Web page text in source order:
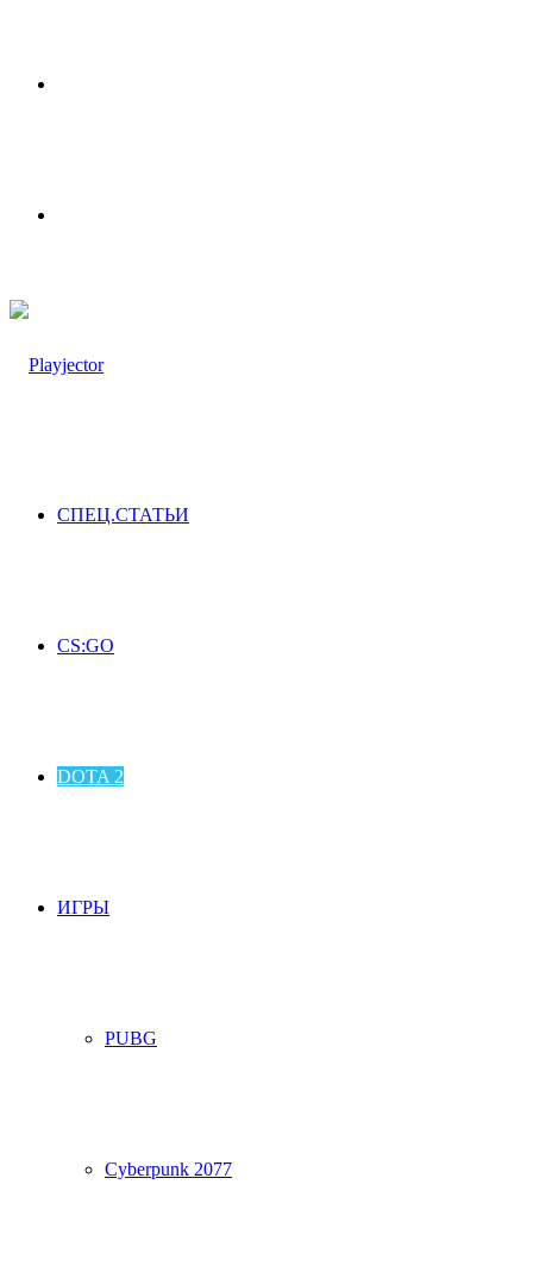
СПЕЦ.СТАТЬИ
CS:GO
DOTA 2
ИГРЫ
PUBG
Cyberpunk 2077